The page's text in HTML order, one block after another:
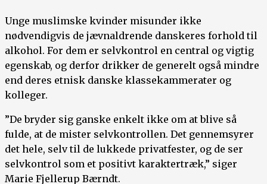
Unge muslimske kvinder misunder ikke
nødvendigvis de jævnaldrende danskeres forhold til
alkohol. For dem er selvkontrol en central og vigtig
egenskab, og derfor drikker de generelt også mindre
end deres etnisk danske klassekammerater og
kolleger.
”De bryder sig ganske enkelt ikke om at blive så
fulde, at de mister selvkontrollen. Det gennemsyrer
det hele, selv til de lukkede privatfester, og de ser
selvkontrol som et positivt karaktertræk,” siger
Marie Fjellerup Bærndt.